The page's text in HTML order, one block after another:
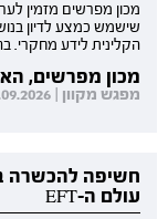
שישמש כמצע לדיון
הקלינית לידע מחקרי.
מכון מפרשים,
מפגש מקוון | 07.09.2026 | יום שני | 20:00-21:30
חשיפה להכשרה
עולם ה-EFT